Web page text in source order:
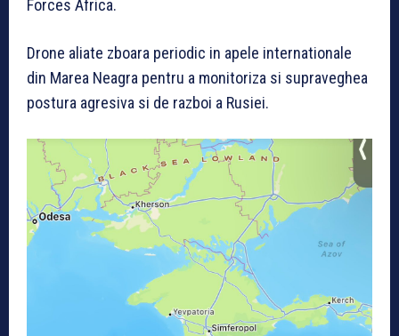
Forces Africa.
Drone aliate zboara periodic in apele internationale
din Marea Neagra pentru a monitoriza si supraveghea
postura agresiva si de razboi a Rusiei.